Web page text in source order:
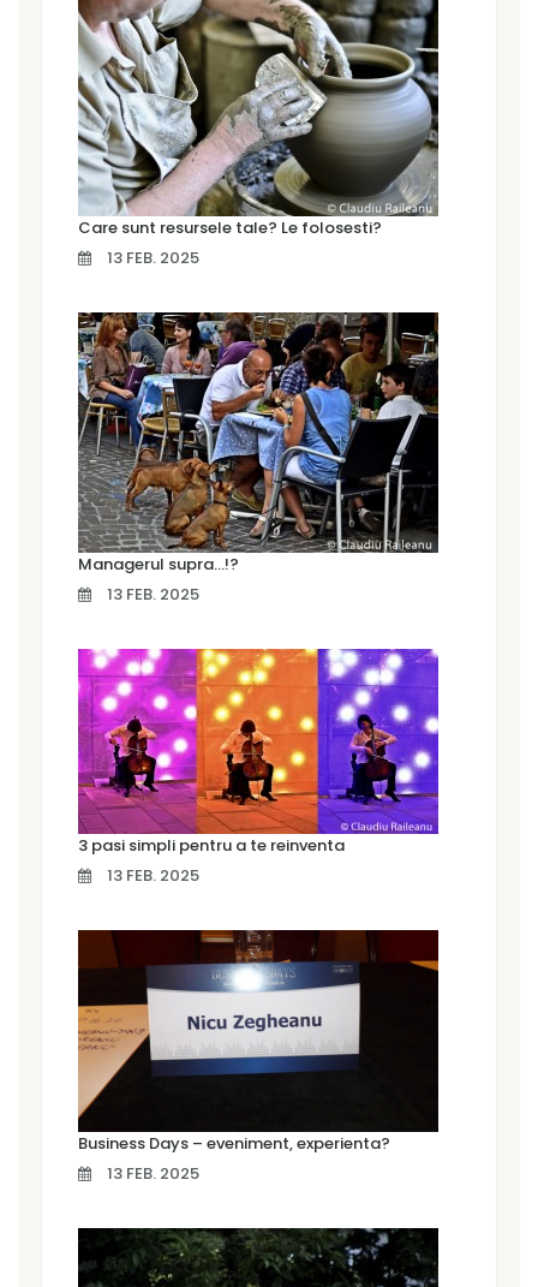
Care sunt resursele tale? Le folosesti?
13 FEB. 2025
Managerul supra…!?
13 FEB. 2025
3 pasi simpli pentru a te reinventa
13 FEB. 2025
Business Days – eveniment, experienta?
13 FEB. 2025